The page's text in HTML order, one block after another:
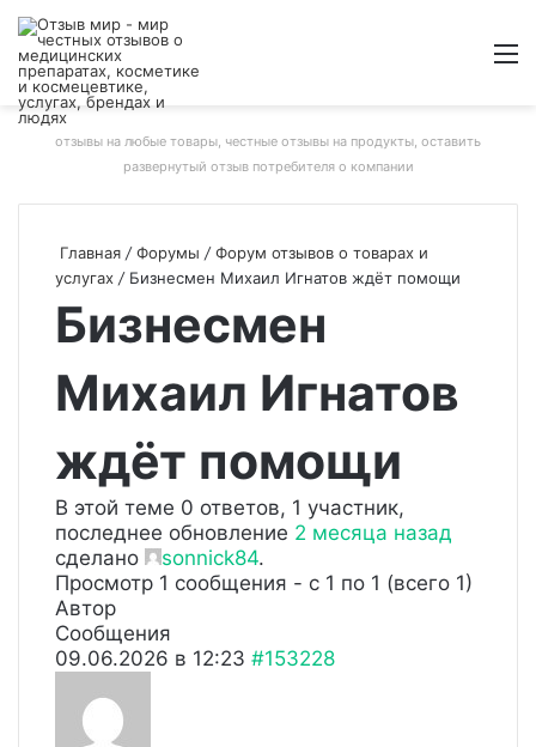
отзывы на любые товары, честные отзывы на продукты, оставить
развернутый отзыв потребителя о компании
Главная / Форумы / Форум отзывов о товарах и
услугах / Бизнесмен Михаил Игнатов ждёт помощи
Бизнесмен
Михаил Игнатов
ждёт помощи
В этой теме 0 ответов, 1 участник,
последнее обновление 2 месяца назад
сделано
sonnick84.
Просмотр 1 сообщения - с 1 по 1 (всего 1)
Автор
Сообщения
09.06.2026 в 12:23 #153228